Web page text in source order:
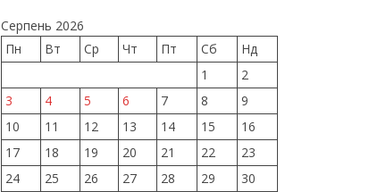
Серпень 2026
Пн
Вт Ср Чт Пт Сб
Нд
1
2
3
4 5 6 7 8
9
10
11 12 13 14 15
16
17
18 19 20 21 22
23
24
25 26 27 28 29
30